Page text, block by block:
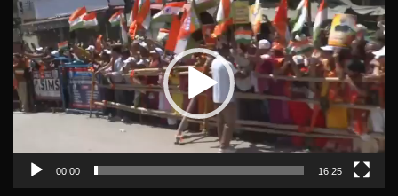
Player
00:00 16:25